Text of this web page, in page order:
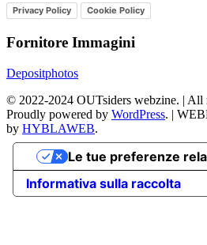
Privacy Policy Cookie Policy
Fornitore Immagini
Depositphotos
© 2022-2024 OUTsiders webzine. | All
Proudly powered by WordPress. |
by HYBLAWEB.
Informativa sulla raccolta
Le tue preferenze